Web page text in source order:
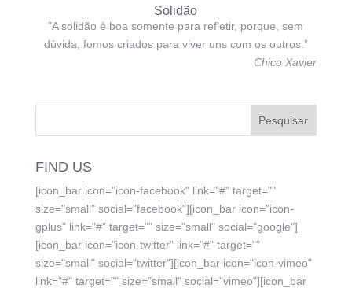
Solidão
”A solidão é boa somente para refletir, porque, sem
dúvida, fomos criados para viver uns com os outros.”
Chico Xavier
FIND US
[icon_bar icon="icon-facebook" link="#" target=""
size="small" social="facebook"][icon_bar icon="icon-
gplus" link="#" target="" size="small" social="google"]
[icon_bar icon="icon-twitter" link="#" target=""
size="small" social="twitter"][icon_bar icon="icon-vimeo"
link="#" target="" size="small" social="vimeo"][icon_bar